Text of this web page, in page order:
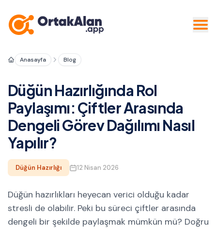
Anasayfa Blog
Düğün Hazırlığında Rol
Paylaşımı: Çiftler Arasında
Dengeli Görev Dağılımı Nasıl
Yapılır?
Düğün Hazırlığı 12 Nisan 2026
Düğün hazırlıkları heyecan verici olduğu kadar
stresli de olabilir. Peki bu süreci çiftler arasında
dengeli bir şekilde paylaşmak mümkün mü? Doğru